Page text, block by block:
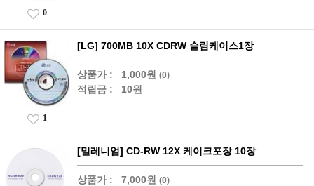
0
[LG] 700MB 10X CDRW 슬림케이스1장
상품가 : 1,000원 (0)
적립금 : 10원
1
[밀레니엄] CD-RW 12X 케이크포장 10장
상품가 : 7,000원 (0)